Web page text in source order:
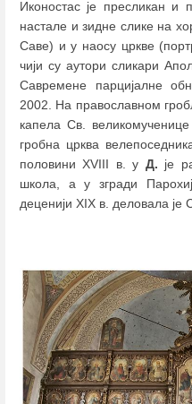
Иконостас је пресликан и
настале и зидне слике на
Саве) и у наосу цркве
чији су аутори сликари
Савремене парцијалне
2002. На православном
капела Св.
гробна црква
половини XVIII в. у Д. је
школа, а у згради
деценији XIX в. деловала је